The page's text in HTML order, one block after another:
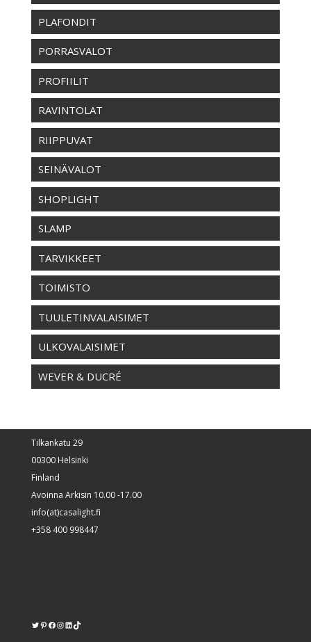
PLAFONDIT
PORRASVALOT
PROFIILIT
RAVINTOLAT
RIIPPUVAT
SEINÄVALOT
SHOPLIGHT
SLAMP
TARVIKKEET
TOIMISTO
TUULETINVALAISIMET
ULKOVALAISIMET
WEVER & DUCRÉ
Tilkankatu 29
00300 Helsinki
Finland
Avoinna Arkisin 10.00 -17.00
info(at)casalight.fi
+358 400 998447
Twitter
Pinterest
https://www.facebook.com/kodinvalaisin/
Instagram
LinkedIn
TikTok